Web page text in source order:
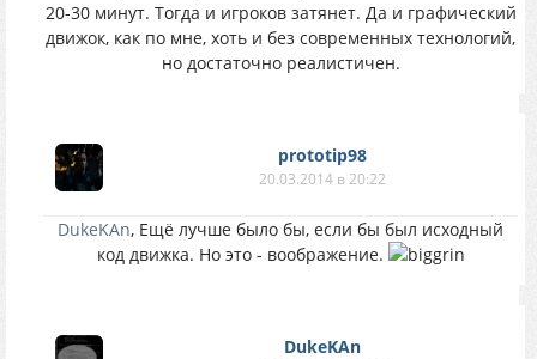
20-30 минут. Тогда и игроков затянет. Да и графический
движок, как по мне, хоть и без современных технологий,
но достаточно реалистичен.
prototip98
20.03.2014 в 20:22
DukeKAn, Ещё лучше было бы, если бы был исходный
код движка. Но это - воображение.
DukeKAn